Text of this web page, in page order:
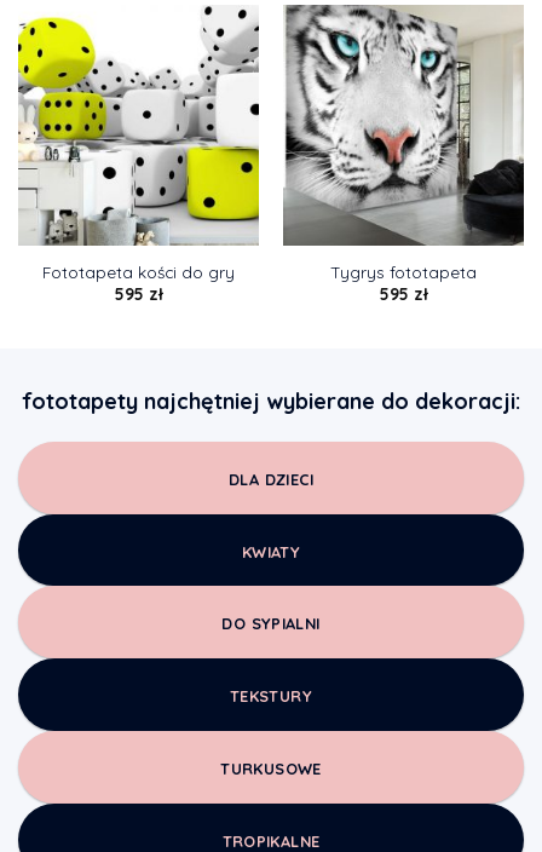
Fototapeta kości do gry
595 zł
Tygrys fototapeta
595 zł
fototapety najchętniej wybierane do dekoracji:
DLA DZIECI
KWIATY
DO SYPIALNI
TEKSTURY
TURKUSOWE
TROPIKALNE